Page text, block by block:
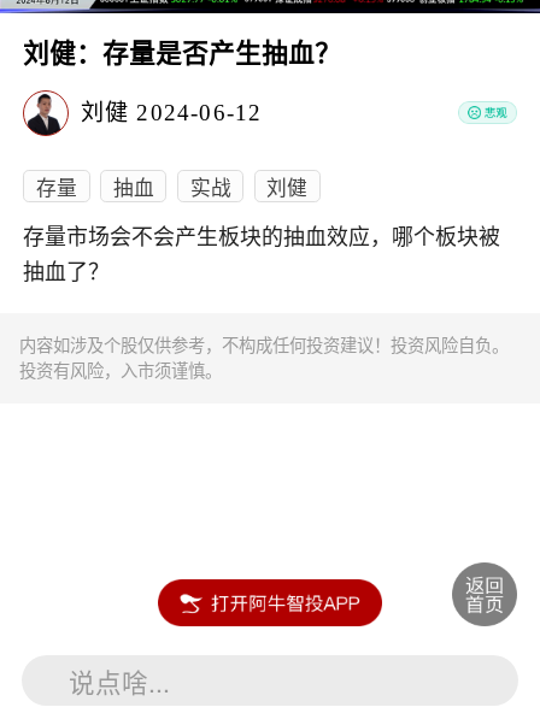
刘健：存量是否产生抽血？
刘健 2024-06-12
存量 抽血 实战 刘健
存量市场会不会产生板块的抽血效应，哪个板块被
抽血了？
内容如涉及个股仅供参考，不构成任何投资建议！投资风险自负。
投资有风险，入市须谨慎。
说点啥...